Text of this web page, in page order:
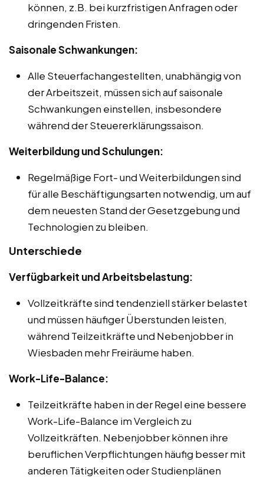
können, z.B. bei kurzfristigen Anfragen oder
dringenden Fristen.
Saisonale Schwankungen:
Alle Steuerfachangestellten, unabhängig von
der Arbeitszeit, müssen sich auf saisonale
Schwankungen einstellen, insbesondere
während der Steuererklärungssaison.
Weiterbildung und Schulungen:
Regelmäßige Fort- und Weiterbildungen sind
für alle Beschäftigungsarten notwendig, um auf
dem neuesten Stand der Gesetzgebung und
Technologien zu bleiben.
Unterschiede
Verfügbarkeit und Arbeitsbelastung:
Vollzeitkräfte sind tendenziell stärker belastet
und müssen häufiger Überstunden leisten,
während Teilzeitkräfte und Nebenjobber in
Wiesbaden mehr Freiräume haben.
Work-Life-Balance:
Teilzeitkräfte haben in der Regel eine bessere
Work-Life-Balance im Vergleich zu
Vollzeitkräften. Nebenjobber können ihre
beruflichen Verpflichtungen häufig besser mit
anderen Tätigkeiten oder Studienplänen